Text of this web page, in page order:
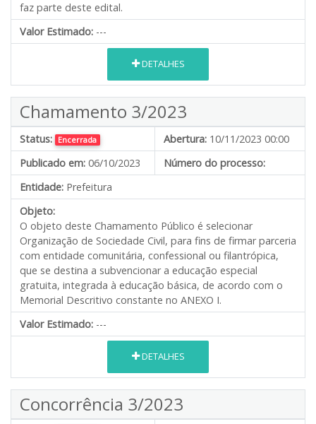
faz parte deste edital.
Valor Estimado: ---
DETALHES
Chamamento 3/2023
Status: Encerrada Abertura: 10/11/2023 00:00
Publicado em: 06/10/2023
Número do processo:
Entidade: Prefeitura
Objeto:
O objeto deste Chamamento Público é selecionar
Organização de Sociedade Civil, para fins de firmar parceria
com entidade comunitária, confessional ou filantrópica,
que se destina a subvencionar a educação especial
gratuita, integrada à educação básica, de acordo com o
Memorial Descritivo constante no ANEXO I.
Valor Estimado: ---
DETALHES
Concorrência 3/2023